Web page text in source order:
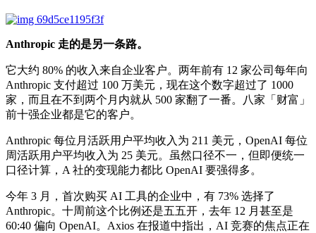
Anthropic 走的是另一条路。
它大约 80% 的收入来自企业客户。两年前有 12 家公司每年向
Anthropic 支付超过 100 万美元，现在这个数字超过了 1000
家，而且在不到两个月内就从 500 家翻了一番。八家「财富」
前十强企业都是它的客户。
Anthropic 每位月活跃用户平均收入为 211 美元，OpenAI 每位
周活跃用户平均收入为 25 美元。虽然口径不一，但即便统一
口径计算，A 社的变现能力都比 OpenAI 要强得多。
今年 3 月，首次购买 AI 工具的企业中，有 73% 选择了
Anthropic。十周前这个比例还是五五开，去年 12 月甚至是
60:40 偏向 OpenAI。Axios 在报道中指出，AI 竞赛的焦点正在